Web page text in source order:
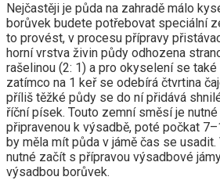
Nejčastěji je půda na zahradě málo
borůvek budete potřebovat speciální
to provést, v procesu přípravy
horní vrstva živin půdy odhozena
rašelinou (2: 1) a pro okyselení se
zatímco na 1 keř se odebírá čtvrtina
příliš těžké půdy se do ní přidává
říční písek. Touto zemní směsí je
připravenou k výsadbě, poté počkat
by měla mít půda v jámě čas se
nutné začít s přípravou výsadbové
výsadbou borůvek.